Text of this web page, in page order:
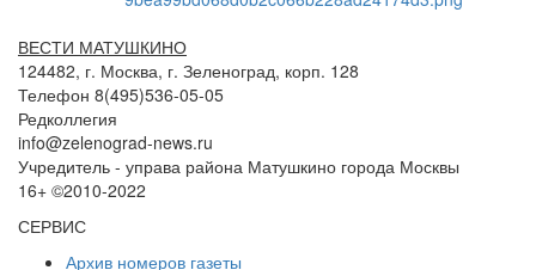
ВЕСТИ МАТУШКИНО
124482, г. Москва, г. Зеленоград, корп. 128
Телефон 8(495)536-05-05
Редколлегия
info@zelenograd-news.ru
Учредитель - управа района Матушкино города Москвы
16+ ©2010-2022
СЕРВИС
Архив номеров газеты